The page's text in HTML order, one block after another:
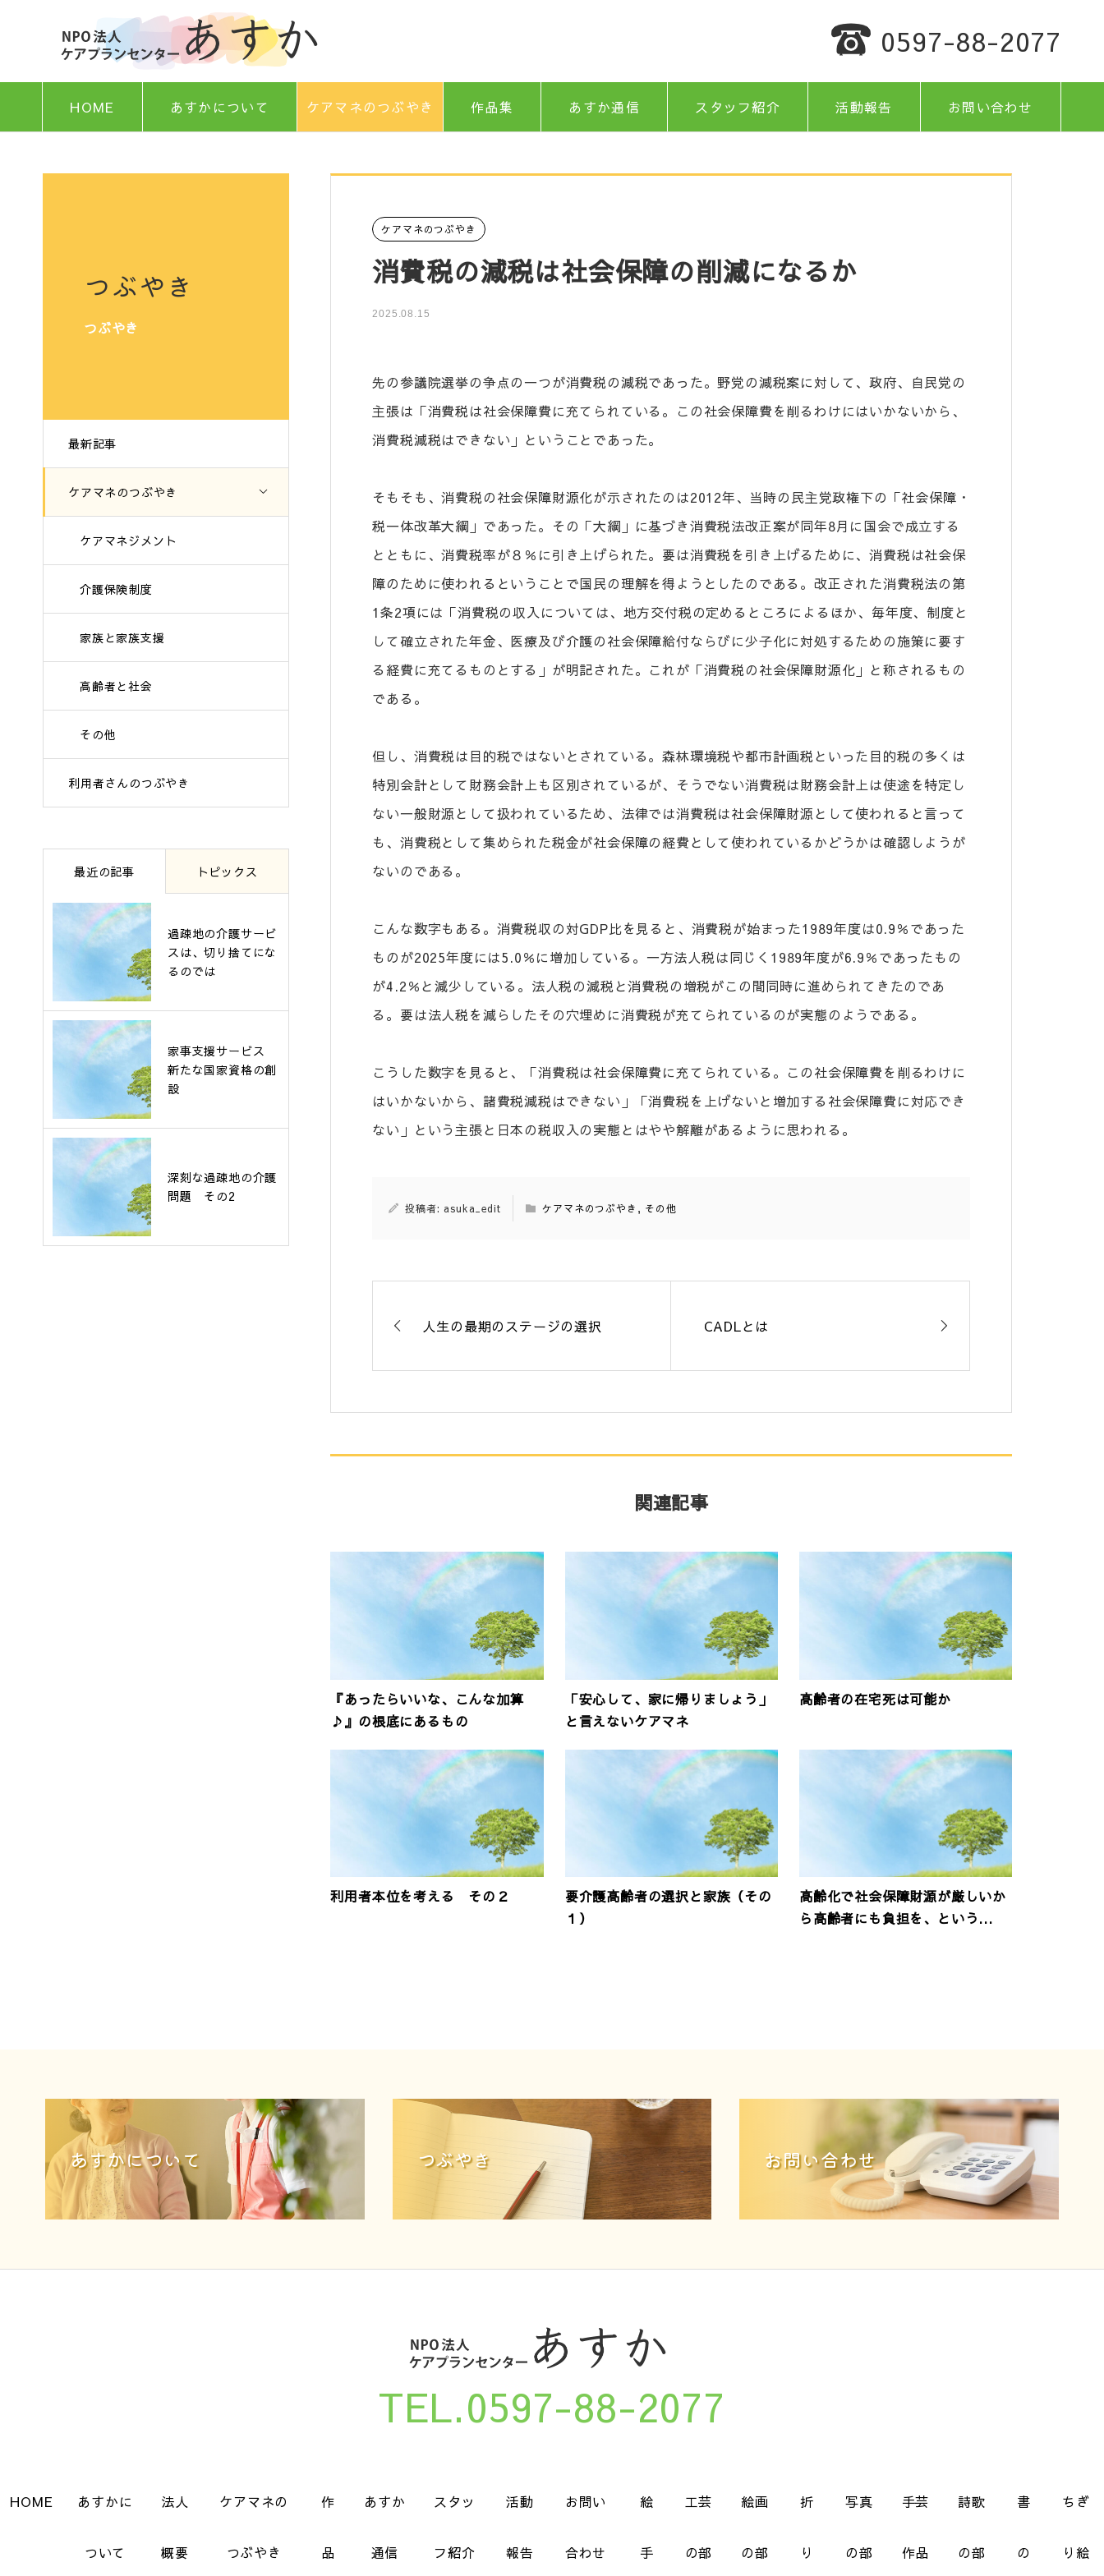
0597-88-2077
HOME あすかについて ケアマネのつぶやき 作品集 あすか通信 スタッフ紹介 活動報告 お問い合わせ
つぶやき
つぶやき
最新記事
ケアマネのつぶやき
ケアマネジメント
介護保険制度
家族と家族支援
高齢者と社会
その他
利用者さんのつぶやき
ケアマネのつぶやき
消費税の減税は社会保障の削減になるか
2025.08.15
先の参議院選挙の争点の一つが消費税の減税であった。野党の減税案に対して、政府、自民党の
主張は「消費税は社会保障費に充てられている。この社会保障費を削るわけにはいかないから、
消費税減税はできない」ということであった。
そもそも、消費税の社会保障財源化が示されたのは2012年、当時の民主党政権下の「社会保障・
税一体改革大綱」であった。その「大綱」に基づき消費税法改正案が同年8月に国会で成立する
とともに、消費税率が８％に引き上げられた。要は消費税を引き上げるために、消費税は社会保
障のために使われるということで国民の理解を得ようとしたのである。改正された消費税法の第
1条2項には「消費税の収入については、地方交付税の定めるところによるほか、毎年度、制度と
して確立された年金、医療及び介護の社会保障給付ならびに少子化に対処するための施策に要す
る経費に充てるものとする」が明記された。これが「消費税の社会保障財源化」と称されるもの
である。
但し、消費税は目的税ではないとされている。森林環境税や都市計画税といった目的税の多くは
特別会計として財務会計上も区別されているが、そうでない消費税は財務会計上は使途を特定し
ない一般財源として扱われているため、法律では消費税は社会保障財源として使われると言って
も、消費税として集められた税金が社会保障の経費として使われているかどうかは確認しようが
ないのである。
こんな数字もある。消費税収の対GDP比を見ると、消費税が始まった1989年度は0.9％であった
ものが2025年度には5.0％に増加している。一方法人税は同じく1989年度が6.9％であったもの
が4.2％と減少している。法人税の減税と消費税の増税がこの間同時に進められてきたのであ
る。要は法人税を減らしたその穴埋めに消費税が充てられているのが実態のようである。
こうした数字を見ると、「消費税は社会保障費に充てられている。この社会保障費を削るわけに
はいかないから、諸費税減税はできない」「消費税を上げないと増加する社会保障費に対応でき
ない」という主張と日本の税収入の実態とはやや解離があるように思われる。
投稿者: asuka_edit ケアマネのつぶやき , その他
人生の最期のステージの選択 CADLとは
関連記事
『あったらいいな、こんな加算
♪』の根底にあるもの
「安心して、家に帰りましょう」
と言えないケアマネ
高齢者の在宅死は可能か
利用者本位を考える その２
要介護高齢者の選択と家族（その
１）
高齢化で社会保障財源が厳しいか
ら高齢者にも負担を、という...
最近の記事 トピックス
過疎地の介護サービ
スは、切り捨てにな
るのでは
家事支援サービス
新たな国家資格の創
設
深刻な過疎地の介護
問題 その2
あすかについて つぶやき お問い合わせ
TEL.0597-88-2077
HOME あすかに
ついて
法人
概要
ケアマネの
つぶやき
作
品
あすか
通信
スタッ
フ紹介
活動
報告
お問い
合わせ
絵
手
工芸
の部
絵画
の部
折
り
写真
の部
手芸
作品
詩歌
の部
書
の
ちぎ
り絵